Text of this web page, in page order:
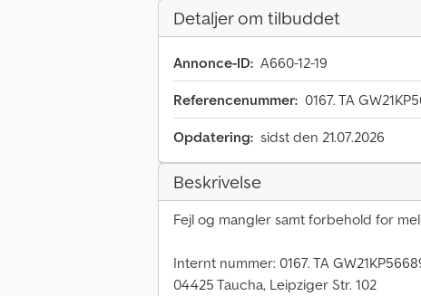
Detaljer om tilbuddet
Annonce-ID: A660-12-19
Referencenummer: 0167. TA
Opdatering: sidst den 21.07.2026
Beskrivelse
Fejl og mangler samt forbehold for
Internt nummer: 0167. TA
04425 Taucha, Leipziger Str. 102